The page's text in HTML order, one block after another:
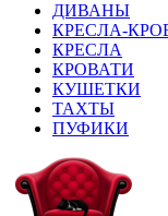
ДИВАНЫ
КРЕСЛА-
КРЕСЛА
КРОВАТИ
КУШЕТКИ
ТАХТЫ
ПУФИКИ